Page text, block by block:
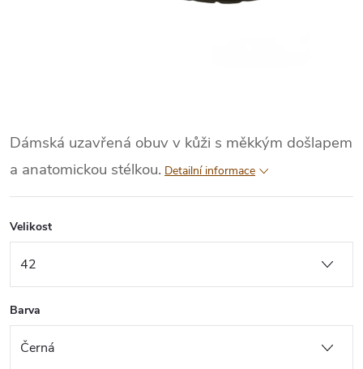
Dámská uzavřená obuv v kůži s měkkým došlapem
a anatomickou stélkou. Detailní informace
Velikost
Barva